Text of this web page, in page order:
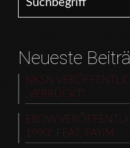
Neueste
NKSN
„VERRÜCKT“
EBOW
1990“ FEAT. FAYIM